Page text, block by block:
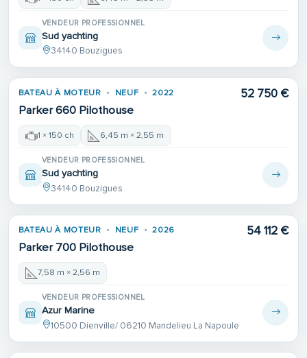
VENDEUR PROFESSIONNEL
Sud yachting
34140 Bouzigues
BATEAU À MOTEUR NEUF 2022
Parker 660 Pilothouse
52 750 €
1 × 150 ch 6,45 m × 2,55 m
VENDEUR PROFESSIONNEL
Sud yachting
34140 Bouzigues
BATEAU À MOTEUR NEUF 2026
Parker 700 Pilothouse
54 112 €
7,58 m × 2,56 m
VENDEUR PROFESSIONNEL
Azur Marine
10500 Dienville/ 06210 Mandelieu La Napoule